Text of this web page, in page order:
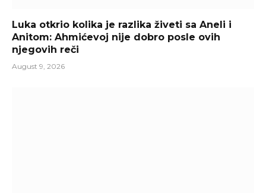
Luka otkrio kolika je razlika živeti sa Aneli i
Anitom: Ahmićevoj nije dobro posle ovih
njegovih reči
August 9, 2026